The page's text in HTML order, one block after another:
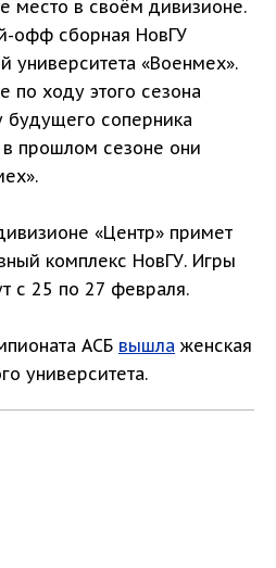
место в своём дивизионе.
офф сборная НовГУ
университета «Военмех».
по ходу этого сезона
будущего соперника
прошлом сезоне они
«Центр» примет
комплекс НовГУ. Игры
с 25 по 27 февраля.
АСБ вышла женская
университета.